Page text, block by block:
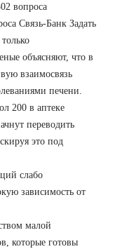
вопроса
Связь-Банк Задать
объясняют, что в
взаимосвязь
печени.
200 в аптеке
переводить
это под
слабо
зависимость от
малой
которые готовы